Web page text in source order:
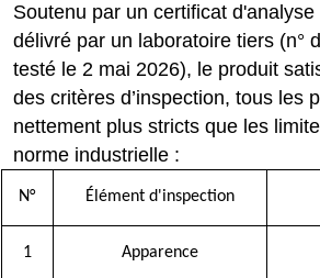
Soutenu par un certificat d'analyse
délivré par un laboratoire tiers (n°
testé le 2 mai 2026), le produit
des critères d’inspection, tous les
nettement plus stricts que les
norme industrielle :
N° Élément d'inspection
1 Apparence